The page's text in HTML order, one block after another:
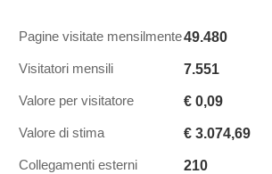
Pagine visitate mensilmente49.480
Visitatori mensili 7.551
Valore per visitatore € 0,09
Valore di stima € 3.074,69
Collegamenti esterni 210